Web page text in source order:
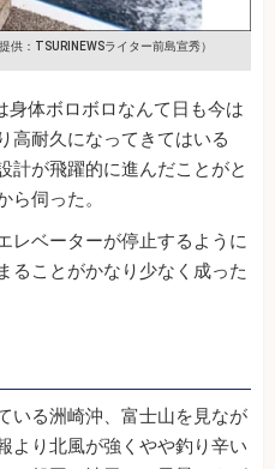
提供：TSURINEWSライター前島宣秀）
体ボロボロなんて日も今は
高耐久になってきてはいる
計が飛躍的に進んだことがと
伺った。
レベーターが停止するように
ることがかなり少なく成った
いる洲崎沖、富士山を見なが
より北風が強くやや釣り辛い